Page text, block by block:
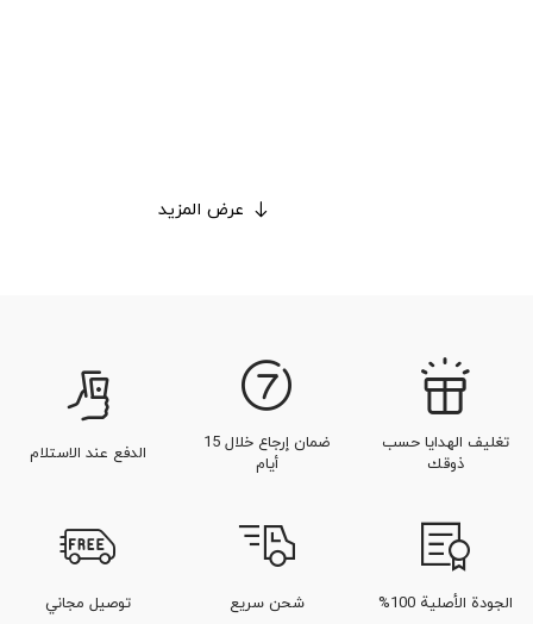
عرض المزيد
تغليف الهدايا حسب
ذوقك
ضمان إرجاع خلال 15
أيام
الدفع عند الاستلام
الجودة الأصلية 100% شحن سريع توصيل مجاني